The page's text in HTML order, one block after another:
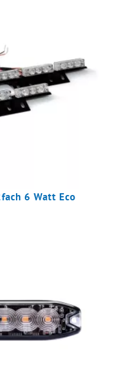
6 Watt Eco